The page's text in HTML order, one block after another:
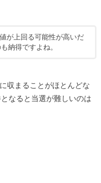
が上回る可能性が高いだ
納得ですよね。
収まることがほとんどな
なると当選が難しいのは